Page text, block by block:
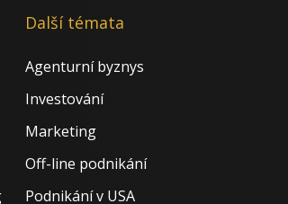
Další témata
Agenturní byznys
Investování
Marketing
Off-line podnikání
Podnikání v USA